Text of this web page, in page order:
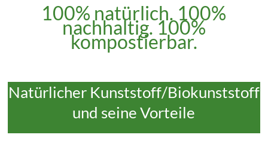
100% natürlich. 100%
nachhaltig. 100%
kompostierbar.
Natürlicher Kunststoff/Biokunststoff
und seine Vorteile